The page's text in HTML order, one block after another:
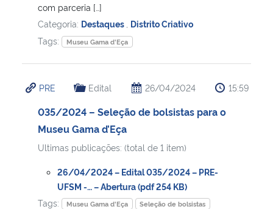
com parceria […]
Categoria: Destaques Distrito Criativo
Tags:
Museu Gama d'Eça
PRE Edital 26/04/2024 15:59
035/2024 – Seleção de bolsistas para o
Museu Gama d’Eça
Ultimas publicações: (total de 1 item)
26/04/2024 – Edital 035/2024 – PRE-
UFSM -… – Abertura (pdf 254 KB)
Tags:
Museu Gama d'Eça Seleção de bolsistas